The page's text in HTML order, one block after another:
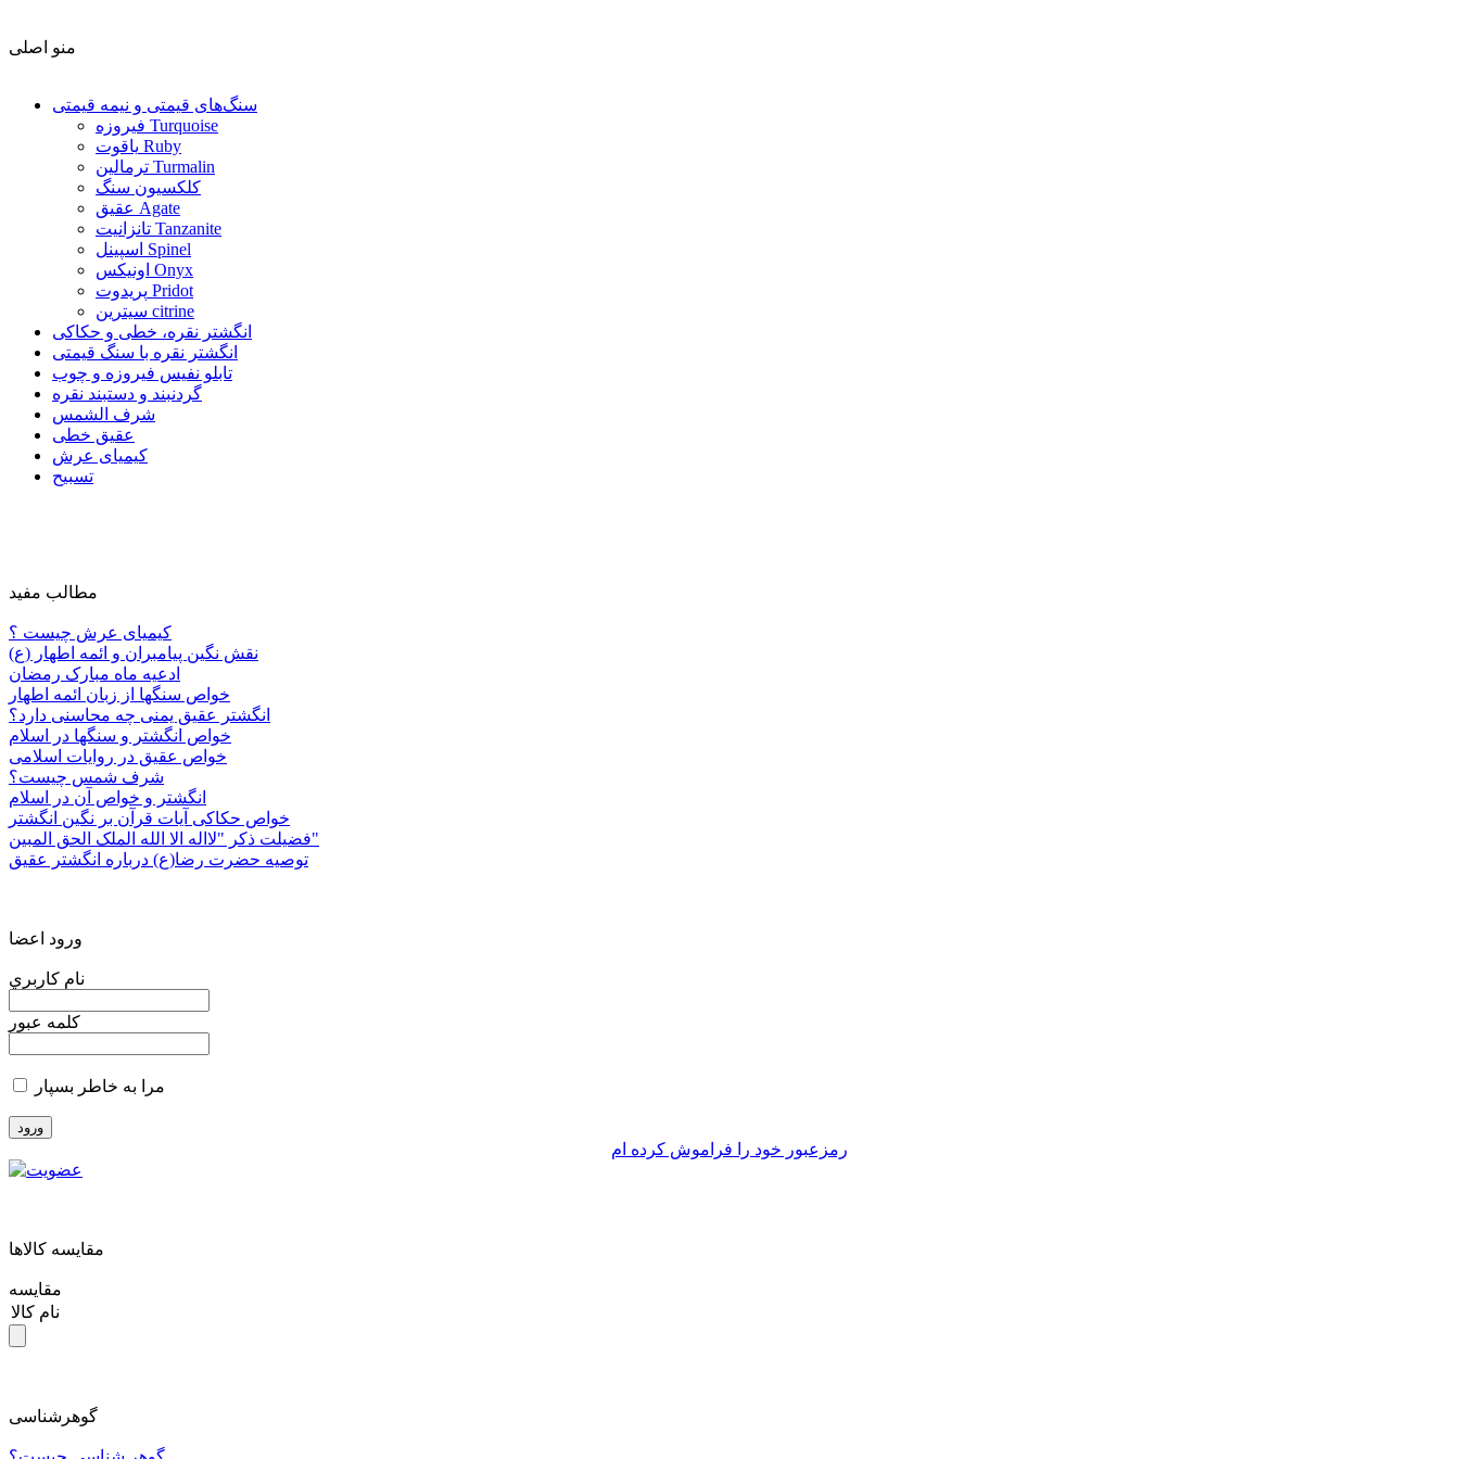
منو اصلی
سنگ‌های قیمتی و نیمه قیمتی
فیروزه Turquoise
یاقوت Ruby
ترمالین Turmalin
کلکسیون سنگ
عقیق Agate
تانزانیت Tanzanite
اسپینل Spinel
اونیکس Onyx
پریدوت Pridot
سیترین citrine
انگشتر نقره، خطی و حکاکی
انگشتر نقره با سنگ قیمتی
تابلو نفیس فیروزه و چوب
گردنبند و دستبند نقره
شرف الشمس
عقیق خطی
کیمیای عرش
تسبیح
مطالب مفید
کیمیای عرش چیست ؟
نقش نگین پیامبران و ائمه اطهار (ع)
ادعیه ماه مبارک رمضان
خواص سنگها از زبان ائمه اطهار
انگشتر عقیق یمنی چه محاسنی دارد؟
خواص انگشتر و سنگها در اسلام
خواص عقیق در روایات اسلامی
شرف شمس چیست؟
انگشتر و خواص آن در اسلام
خواص حکاکی آیات قرآن بر نگین انگشتر
فضیلت ذکر "لااله الا الله الملک الحق المبین"
توصیه حضرت رضا(ع) درباره انگشتر عقیق
ورود اعضا
نام کاربري
کلمه عبور
مرا به خاطر بسپار
رمزعبور خود را فراموش کرده ام
مقايسه کالاها
مقایسه
نام کالا
گوهرشناسی